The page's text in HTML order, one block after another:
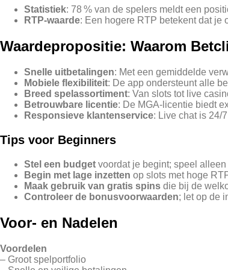
Statistiek: 78 % van de spelers meldt een
RTP‑waarde: Een hogere RTP betekent dat je
Waardepropositie: Waarom
Snelle uitbetalingen: Met een gemiddelde
Mobiele flexibiliteit: De app ondersteunt alle
Breed spelassortiment: Van slots tot live
Betrouwbare licentie: De MGA‑licentie biedt
Responsieve klantenservice: Live chat is 24/
Tips voor Beginners
Stel een budget voordat je begint; speel
Begin met lage inzetten op slots met hoge
Maak gebruik van gratis spins die bij de
Controleer de bonusvoorwaarden; let op de
Voor- en Nadelen
Voordelen
– Groot spelportfolio